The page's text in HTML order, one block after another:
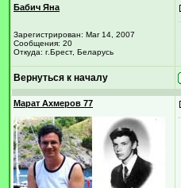
Бабич Яна
Зарегистрирован: Mar 14, 2007
Сообщения: 20
Откуда: г.Брест, Беларусь
Вернуться к началу
Марат Ахмеров 77